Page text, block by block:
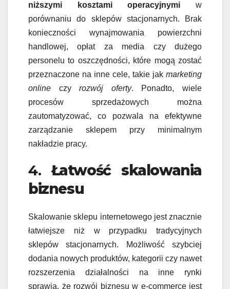
niższymi kosztami operacyjnymi w
porównaniu do sklepów stacjonarnych. Brak
konieczności wynajmowania powierzchni
handlowej, opłat za media czy dużego
personelu to oszczędności, które mogą zostać
przeznaczone na inne cele, takie jak marketing
online czyrozwój oferty. Ponadto, wiele
procesów sprzedażowych można
zautomatyzować, co pozwala na efektywne
zarządzanie sklepem przy minimalnym
nakładzie pracy.
4.Łatwość skalowania
biznesu
Skalowanie sklepu internetowego jest znacznie
łatwiejsze niż w przypadku tradycyjnych
sklepów stacjonarnych. Możliwość szybciej
dodania nowych produktów, kategorii czy nawet
rozszerzenia działalności na inne rynki
sprawia, że rozwój biznesu w e-commerce jest